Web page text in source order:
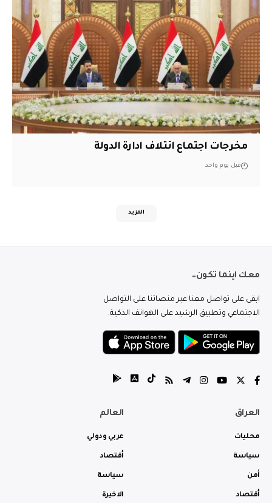
مخرجات اجتماع ائتلاف ادارة الدولة
قبل يوم واحد
المزيد
معك اينما تكون..
ابقى على تواصل معنا عبر منصاتنا على التواصل
الاجتماعي وتطبيق الرشيد على الهواتف الذكية.
العراق
محليات
سياسة
أمن
أقتصاد
العالم
عربي ودولي
أقتصاد
سياسة
الاخيرة